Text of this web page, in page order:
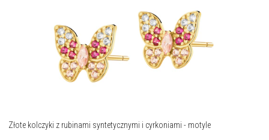
Złote kolczyki z rubinami syntetycznymi i cyrkoniami - motyle